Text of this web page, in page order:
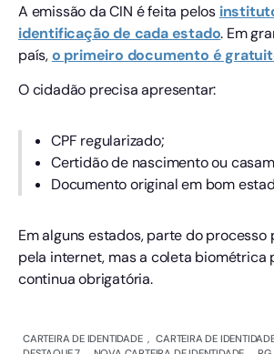
A emissão da CIN é feita pelos
identificação de cada estado. Em
país,o primeiro documento é
O cidadão precisa apresentar:
CPF regularizado;
Certidão de nascimento ou
Documento original em bom
Em alguns estados, parte do processo
pela internet, mas a coleta biométrica
continua obrigatória.
CARTEIRA DE IDENTIDADE , CARTEIRA DE